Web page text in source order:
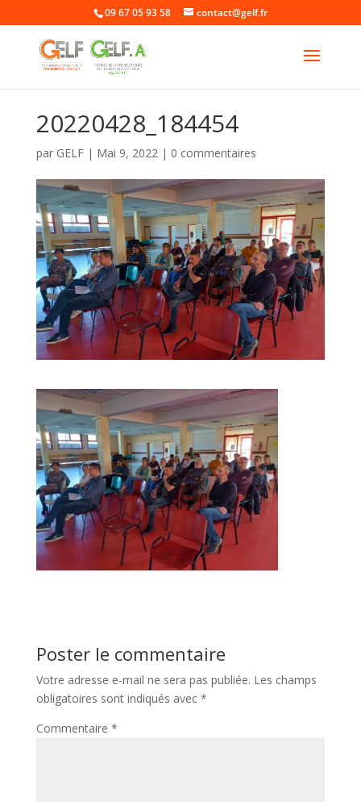
09 67 05 93 58 contact@gelf.fr
20220428_184454
par GELF| Mai 9, 2022| 0 commentaires
Poster le commentaire
Votre adresse e-mail ne sera pas publiée. Les champs
obligatoires sont indiqués avec *
Commentaire *